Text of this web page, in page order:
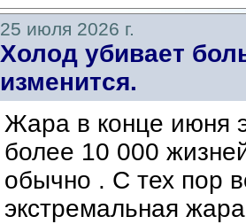
25 июля 2026 г.
Холод убивает
изменится.
Жара в конце июня
более 10 000
обычно . С тех пор
экстремальная